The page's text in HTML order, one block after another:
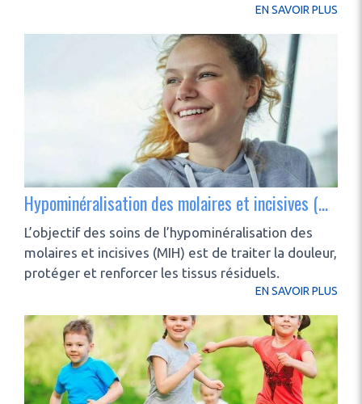
EN SAVOIR PLUS
Hypominéralisation des molaires et incisives (mih) : quels soins ?
L’objectif des soins de l’hypominéralisation des
molaires et incisives (MIH) est de traiter la douleur,
protéger et renforcer les tissus résiduels.
EN SAVOIR PLUS